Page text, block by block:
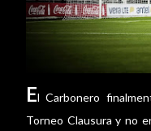
El Carbonero
Torneo Clausura y no